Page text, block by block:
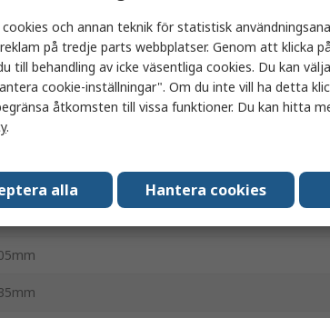
switch
Ethernet-switch
cookies och annan teknik för statistisk
på tredje parts webbplatser. Genom att klicka
till behandling av icke väsentliga cookies. Du kan
cookie-inställningar". Om du inte vill ha detta
åtkomsten till vissa funktioner. Du kan hitta
.
alla Hantera cookies